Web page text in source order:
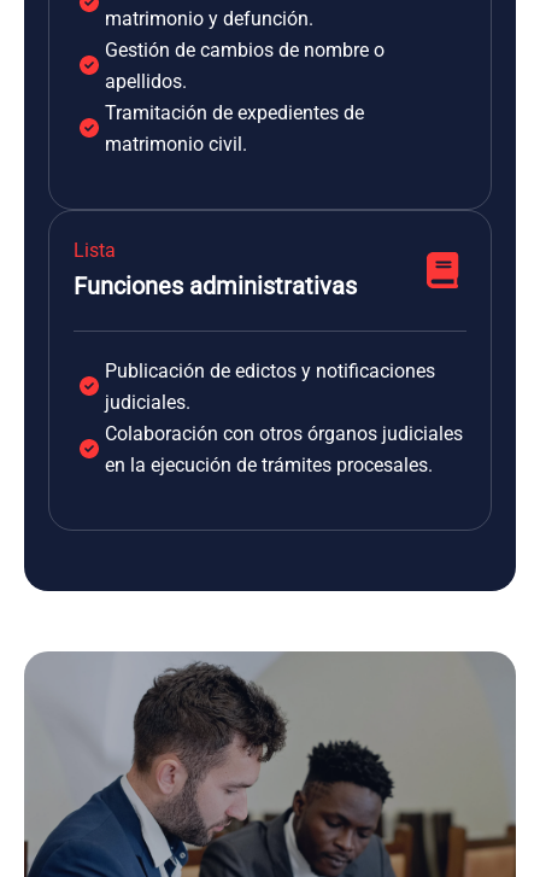
matrimonio y defunción.
Gestión de cambios de nombre o
apellidos.
Tramitación de expedientes de
matrimonio civil.
Lista
Funciones administrativas
Publicación de edictos y notificaciones
judiciales.
Colaboración con otros órganos judiciales
en la ejecución de trámites procesales.